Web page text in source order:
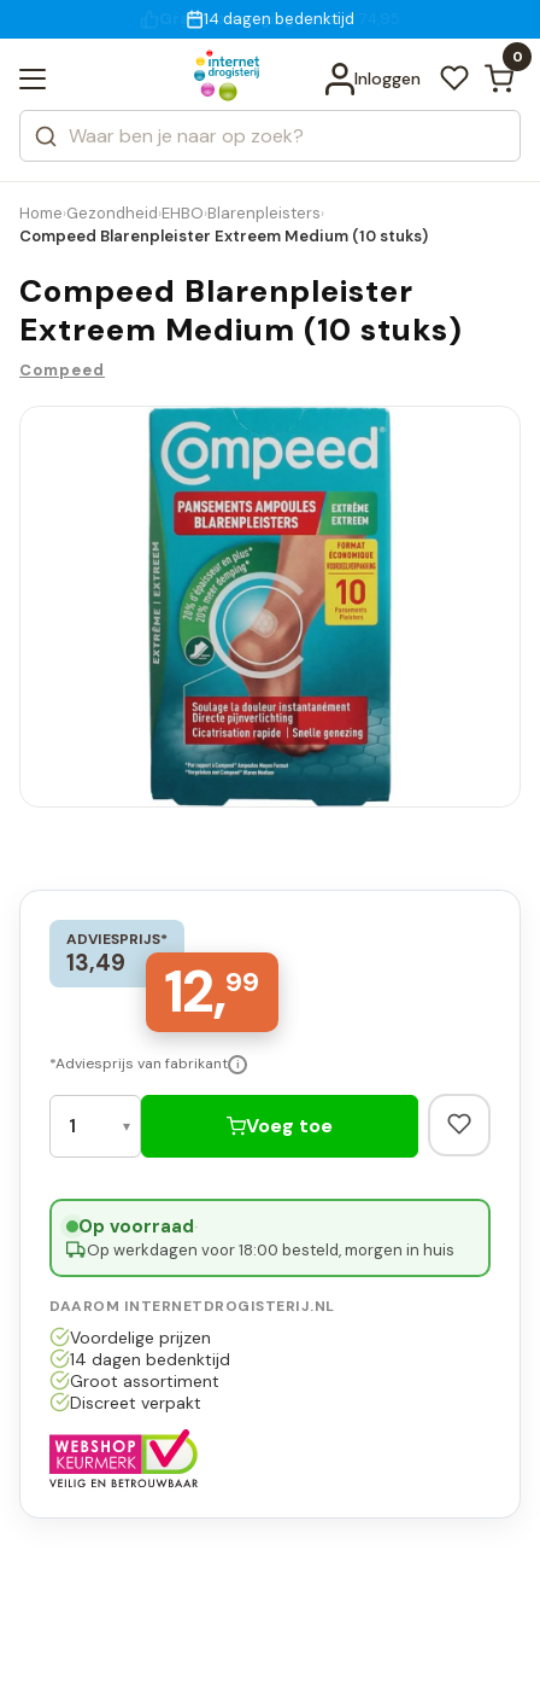
voor 18:00 uur besteld
Gratis bezorging
14 dagen bedenktijd
Inloggen
0
Zoeken
Categorieën
Merken
Bekijk alle resultaten
Home›Gezondheid›EHBO›Blarenpleisters›
Compeed Blarenpleister Extreem Medium (10 stuks)
Compeed Blarenpleister
Extreem Medium (10 stuks)
Compeed
ADVIESPRIJS*
13,49 12,99
*Adviesprijs van fabrikant i
Voeg toe
Op voorraad·
Op werkdagen voor 18:00 besteld, morgen in huis
DAAROM INTERNETDROGISTERIJ.NL
Voordelige prijzen
14 dagen bedenktijd
Groot assortiment
Discreet verpakt